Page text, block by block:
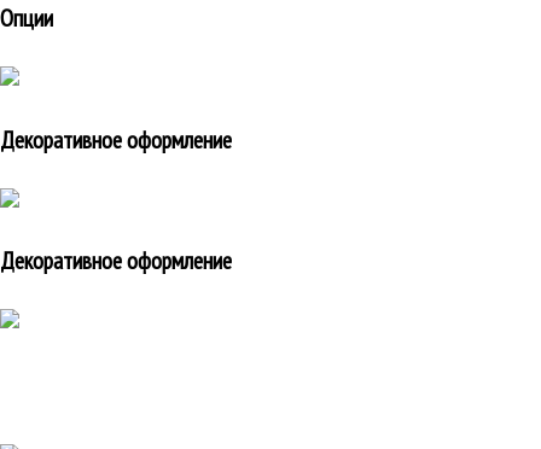
Опции
Декоративное оформление
Декоративное оформление